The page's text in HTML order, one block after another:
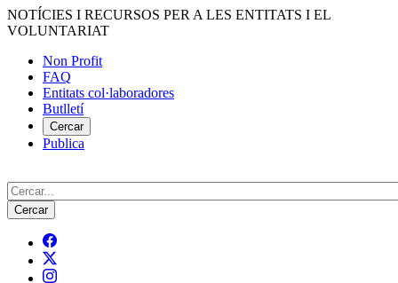
Vés
al
NOTÍCIES I RECURSOS PER A LES ENTITATS I EL
VOLUNTARIAT
Menú
del
compte
d'usuari
Non Profit
FAQ
Entitats col·laboradores
Butlletí
Cercar
Publica
Cerca